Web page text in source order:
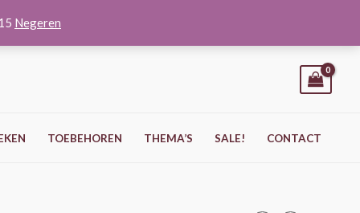
Negeren
TOEBEHOREN THEMA’S SALE! CONTACT